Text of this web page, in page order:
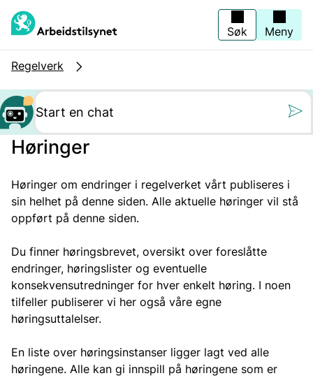
hovedinnhold
Søk Meny
Regelverk
Høringer
Høringer om endringer i regelverket vårt publiseres i
sin helhet på denne siden. Alle aktuelle høringer vil stå
oppført på denne siden.
Du finner høringsbrevet, oversikt over foreslåtte
endringer, høringslister og eventuelle
konsekvensutredninger for hver enkelt høring. I noen
tilfeller publiserer vi her også våre egne
høringsuttalelser.
En liste over høringsinstanser ligger lagt ved alle
høringene. Alle kan gi innspill på høringene som er